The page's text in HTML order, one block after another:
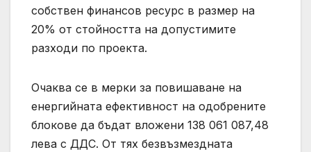
собствен финансов ресурс в размер на
20% от стойността на допустимите
разходи по проекта.
Очаква се в мерки за повишаване на
енергийната ефективност на одобрените
блокове да бъдат вложени 138 061 087,48
лева с ДДС. От тях безвъзмездната